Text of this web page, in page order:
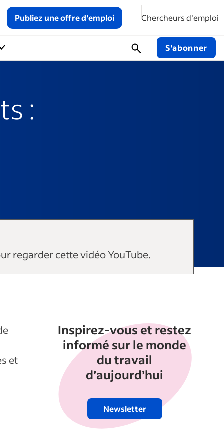
Publiez une offre d'emploi Chercheurs d'emploi
S'abonner
:
regarder cette vidéo YouTube.
et
Inspirez-vous et restez
informé sur le monde
du travail
d’aujourd’hui
Newsletter